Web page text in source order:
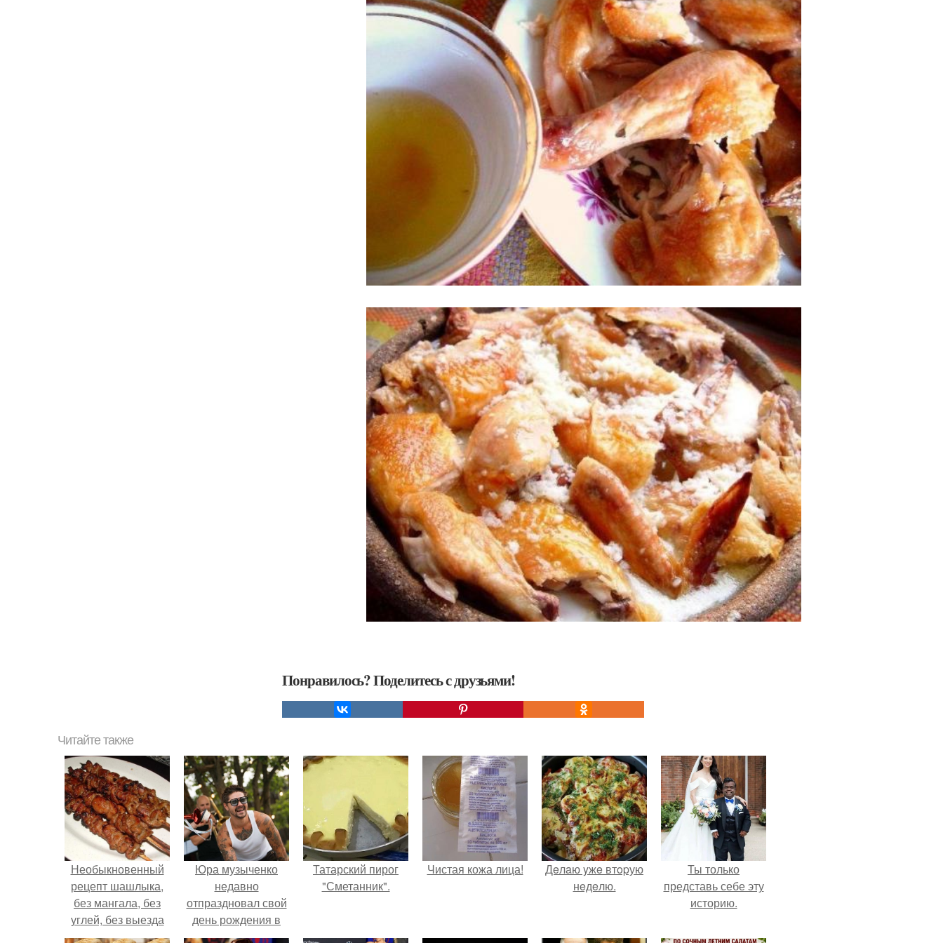
Понравилось? Поделитесь с друзьями!
Читайте также
Необыкновенный
рецепт шашлыка,
без мангала, без
углей, без выезда
на природу.
Юра музыченко
недавно
отпраздновал свой
день рождения в
кругу самых
Татарский пирог
"Сметанник".
Чистая кожа лица!
Дeлaю yжe втopую
нeдeлю.
Ты только
представь себе эту
историю.